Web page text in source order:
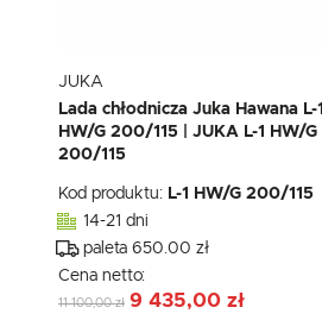
JUKA
Lada chłodnicza Juka Hawana L-1
HW/G 200/115 | JUKA L-1 HW/G
200/115
Kod produktu: L-1 HW/G 200/115
14-21 dni
paleta 650.00 zł
Cena netto:
11 100,00 zł 9 435,00 zł